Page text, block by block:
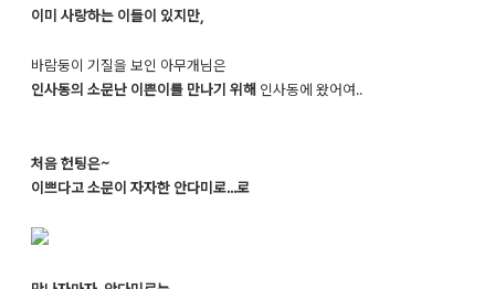
이미 사랑하는 이들이 있지만,
바람둥이 기질을 보인 아무개님은
인사동의 소문난 이쁜이를 만나기 위해 인사동에 왔어여..
처음 헌팅은~
이쁘다고 소문이 자자한 안다미로...로